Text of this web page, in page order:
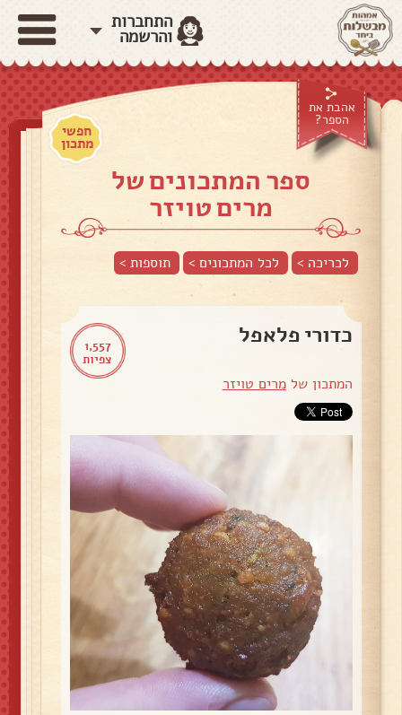
התחברות
והרשמה
אהבת את
הספר?
חפשי
מתכון
ספר המתכונים של
מרים טויזר
לכריכה > לכל המתכונים > תוספות>
1,557
צפיות
כדורי פלאפל
המתכון שלמרים טויזר